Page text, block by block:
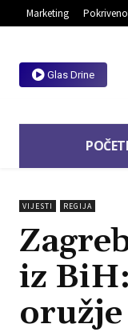
Marketing
Glas Drine
VIJESTI REGIJA
iz
oružje